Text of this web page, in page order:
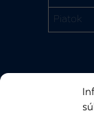
Piatok
Rýchle